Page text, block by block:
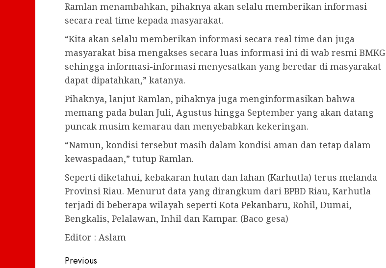
Ramlan menambahkan, pihaknya akan selalu memberikan informasi
secara real time kepada masyarakat.
“Kita akan selalu memberikan informasi secara real time dan juga
masyarakat bisa mengakses secara luas informasi ini di wab resmi BMKG
sehingga informasi-informasi menyesatkan yang beredar di masyarakat
dapat dipatahkan,” katanya.
Pihaknya, lanjut Ramlan, pihaknya juga menginformasikan bahwa
memang pada bulan Juli, Agustus hingga September yang akan datang
puncak musim kemarau dan menyebabkan kekeringan.
“Namun, kondisi tersebut masih dalam kondisi aman dan tetap dalam
kewaspadaan,” tutup Ramlan.
Seperti diketahui, kebakaran hutan dan lahan (Karhutla) terus melanda
Provinsi Riau. Menurut data yang dirangkum dari BPBD Riau, Karhutla
terjadi di beberapa wilayah seperti Kota Pekanbaru, Rohil, Dumai,
Bengkalis, Pelalawan, Inhil dan Kampar. (Baco gesa)
Editor : Aslam
Post
Previous